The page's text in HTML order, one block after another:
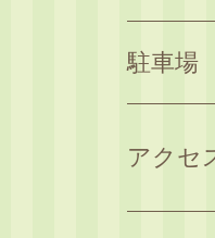
駐車場
アクセ